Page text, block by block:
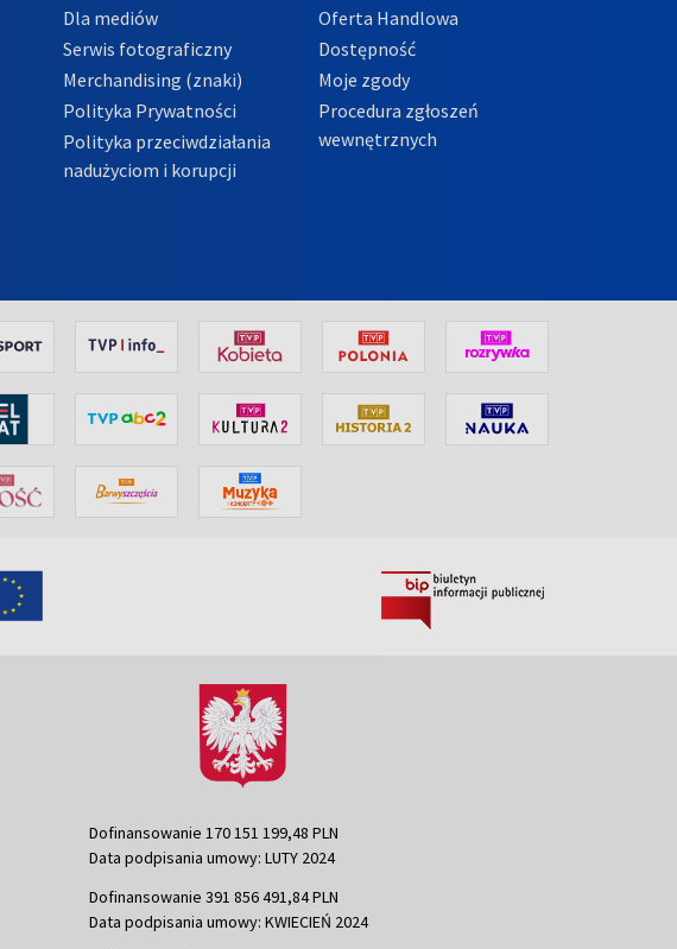
Dla mediów
Serwis fotograficzny
Merchandising (znaki)
Polityka Prywatności
Polityka przeciwdziałania
nadużyciom i korupcji
Oferta Handlowa
Dostępność
Moje zgody
Procedura zgłoszeń
wewnętrznych
Dofinansowanie 170 151 199,48 PLN
Data podpisania umowy: LUTY 2024
Dofinansowanie 391 856 491,84 PLN
Data podpisania umowy: KWIECIEŃ 2024